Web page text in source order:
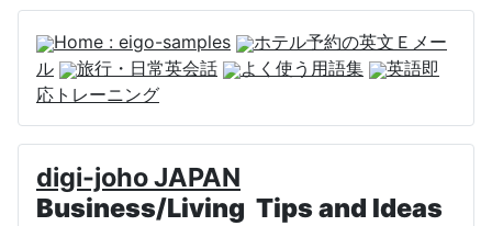
Home : eigo-samples
ホテル予約の英文Ｅメー
ル
旅行・日常英会話 よく使う用語集
英語即
応トレーニング
digi-joho JAPAN
Business/Living Tips and Ideas